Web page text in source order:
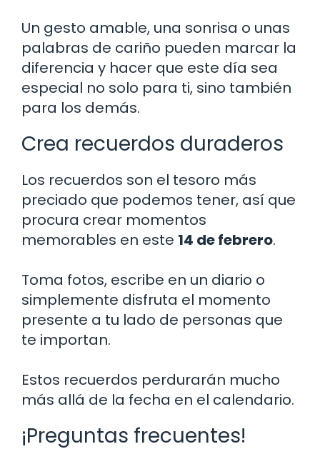
Un gesto amable, una sonrisa o unas
palabras de cariño pueden marcar la
diferencia y hacer que este día sea
especial no solo para ti, sino también
para los demás.
Crea recuerdos duraderos
Los recuerdos son el tesoro más
preciado que podemos tener, así que
procura crear momentos
memorables en este 14 de febrero.
Toma fotos, escribe en un diario o
simplemente disfruta el momento
presente a tu lado de personas que
te importan.
Estos recuerdos perdurarán mucho
más allá de la fecha en el calendario.
¡Preguntas frecuentes!